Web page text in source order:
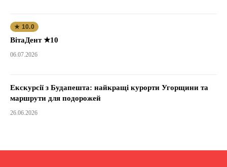
★ 10.0
ВітаДент ★10
06.07.2026
Екскурсії з Будапешта: найкращі курорти Угорщини та
маршрути для подорожей
26.06.2026